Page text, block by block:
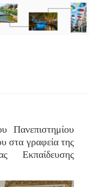
Πανεπιστημίου
στα γραφεία της
Εκπαίδευσης